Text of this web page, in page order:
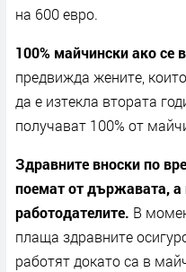
на 600 евро.
100% майчински ако се
предвижда жените,
да е изтекла втората
получават 100% от
Здравните вноски по
поемат от държавата, а
работодателите. В
плаща здравните
работят докато са в